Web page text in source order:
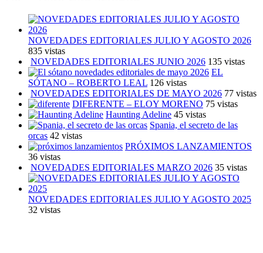
NOVEDADES EDITORIALES JULIO Y AGOSTO 2026
835 vistas
NOVEDADES EDITORIALES JUNIO 2026 135 vistas
EL
SÓTANO – ROBERTO LEAL 126 vistas
NOVEDADES EDITORIALES DE MAYO 2026 77 vistas
DIFERENTE – ELOY MORENO 75 vistas
Haunting Adeline 45 vistas
Spania, el secreto de las
orcas 42 vistas
PRÓXIMOS LANZAMIENTOS
36 vistas
NOVEDADES EDITORIALES MARZO 2026 35 vistas
NOVEDADES EDITORIALES JULIO Y AGOSTO 2025
32 vistas